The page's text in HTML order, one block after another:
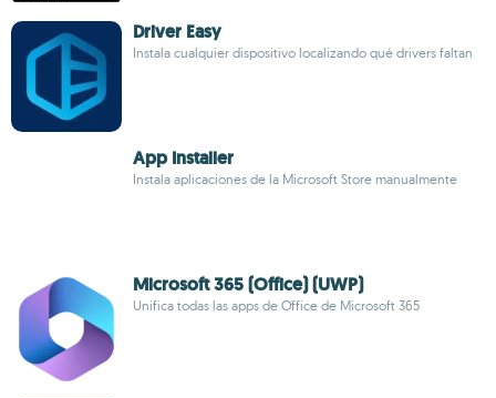
Driver Easy
Instala cualquier dispositivo localizando qué drivers faltan
App Installer
Instala aplicaciones de la Microsoft Store manualmente
Microsoft 365 (Office) (UWP)
Unifica todas las apps de Office de Microsoft 365